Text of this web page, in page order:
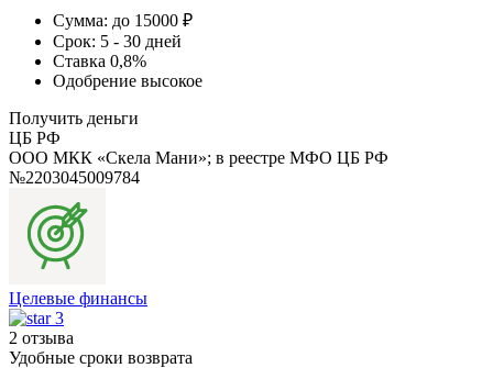
Сумма: до 15000 ₽
Срок: 5 - 30 дней
Ставка 0,8%
Одобрение высокое
Получить деньги
ЦБ РФ
ООО МКК «Скела Мани»; в реестре МФО ЦБ РФ
№2203045009784
Целевые финансы
3
2 отзыва
Удобные сроки возврата